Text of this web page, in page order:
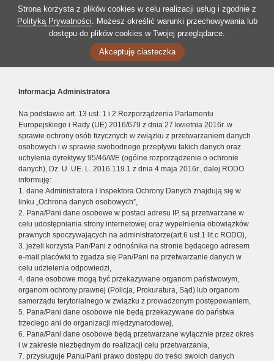
Strona korzysta z plików cookies w celu realizacji usług i zgodnie z
Polityką Prywatności. Możesz określić warunki przechowywania lub
dostępu do plików cookies w Twojej przeglądarce.
Akceptuję ciasteczka
Informacja Administratora
Na podstawie art. 13 ust. 1 i 2 Rozporządzenia Parlamentu
Europejskiego i Rady (UE) 2016/679 z dnia 27 kwietnia 2016r. w
sprawie ochrony osób fizycznych w związku z przetwarzaniem danych
osobowych i w sprawie swobodnego przepływu takich danych oraz
uchylenia dyrektywy 95/46/WE (ogólne rozporządzenie o ochronie
danych), Dz. U. UE. L. 2016.119.1 z dnia 4 maja 2016r., dalej RODO
informuję:
1. dane Administratora i Inspektora Ochrony Danych znajdują się w
linku „Ochrona danych osobowych”,
2. Pana/Pani dane osobowe w postaci adresu IP, są przetwarzane w
celu udostępniania strony internetowej oraz wypełnienia obowiązków
prawnych spoczywających na administratorze(art.6 ust.1 lit.c RODO),
3. jeżeli korzysta Pan/Pani z odnośnika na stronie będącego adresem
e-mail placówki to zgadza się Pan/Pani na przetwarzanie danych w
celu udzielenia odpowiedzi,
4. dane osobowe mogą być przekazywane organom państwowym,
organom ochrony prawnej (Policja, Prokuratura, Sąd) lub organom
samorządu terytorialnego w związku z prowadzonym postępowaniem,
5. Pana/Pani dane osobowe nie będą przekazywane do państwa
trzeciego ani do organizacji międzynarodowej,
6. Pana/Pani dane osobowe będą przetwarzane wyłącznie przez okres
i w zakresie niezbędnym do realizacji celu przetwarzania,
7. przysługuje Panu/Pani prawo dostępu do treści swoich danych